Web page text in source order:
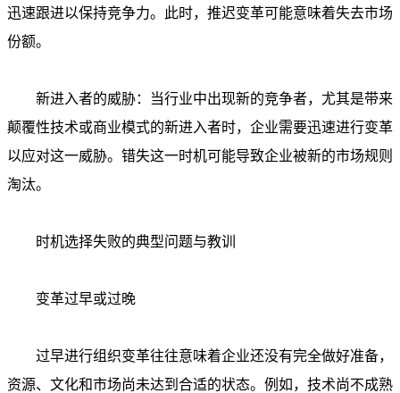
迅速跟进以保持竞争力。此时，推迟变革可能意味着失去市场
份额。
新进入者的威胁：当行业中出现新的竞争者，尤其是带来
颠覆性技术或商业模式的新进入者时，企业需要迅速进行变革
以应对这一威胁。错失这一时机可能导致企业被新的市场规则
淘汰。
时机选择失败的典型问题与教训
变革过早或过晚
过早进行组织变革往往意味着企业还没有完全做好准备，
资源、文化和市场尚未达到合适的状态。例如，技术尚不成熟